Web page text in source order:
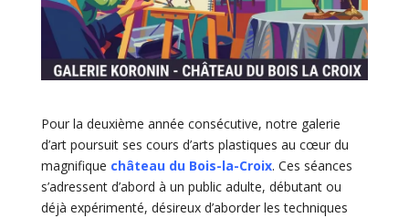
Pour la deuxième année consécutive, notre galerie
d’art poursuit ses cours d’arts plastiques au cœur du
magnifique château du Bois-la-Croix. Ces séances
s’adressent d’abord à un public adulte, débutant ou
déjà expérimenté, désireux d’aborder les techniques